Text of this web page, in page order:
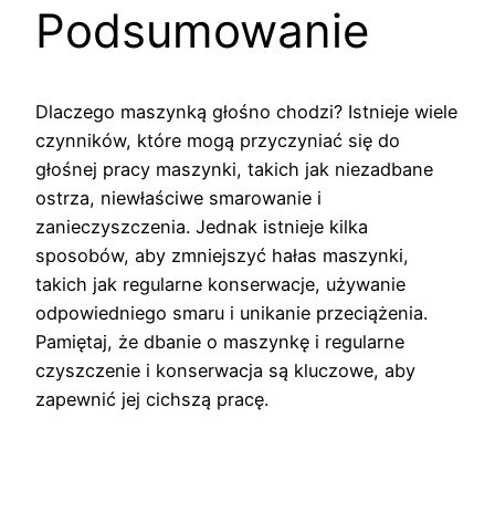
Podsumowanie
Dlaczego maszynką głośno chodzi? Istnieje wiele
czynników, które mogą przyczyniać się do
głośnej pracy maszynki, takich jak niezadbane
ostrza, niewłaściwe smarowanie i
zanieczyszczenia. Jednak istnieje kilka
sposobów, aby zmniejszyć hałas maszynki,
takich jak regularne konserwacje, używanie
odpowiedniego smaru i unikanie przeciążenia.
Pamiętaj, że dbanie o maszynkę i regularne
czyszczenie i konserwacja są kluczowe, aby
zapewnić jej cichszą pracę.